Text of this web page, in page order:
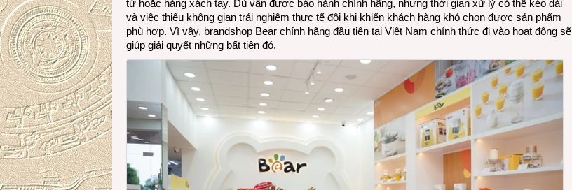
tử hoặc hàng xách tay. Dù vẫn được bảo hành chính hãng, nhưng thời gian xử lý có thể kéo dài
và việc thiếu không gian trải nghiệm thực tế đôi khi khiến khách hàng khó chọn được sản phẩm
phù hợp. Vì vậy, brandshop Bear chính hãng đầu tiên tại Việt Nam chính thức đi vào hoạt động sẽ
giúp giải quyết những bất tiện đó.